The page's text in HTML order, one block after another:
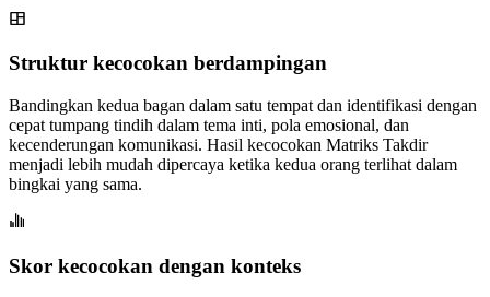
Struktur kecocokan berdampingan
Bandingkan kedua bagan dalam satu tempat dan identifikasi dengan
cepat tumpang tindih dalam tema inti, pola emosional, dan
kecenderungan komunikasi. Hasil kecocokan Matriks Takdir
menjadi lebih mudah dipercaya ketika kedua orang terlihat dalam
bingkai yang sama.
Skor kecocokan dengan konteks